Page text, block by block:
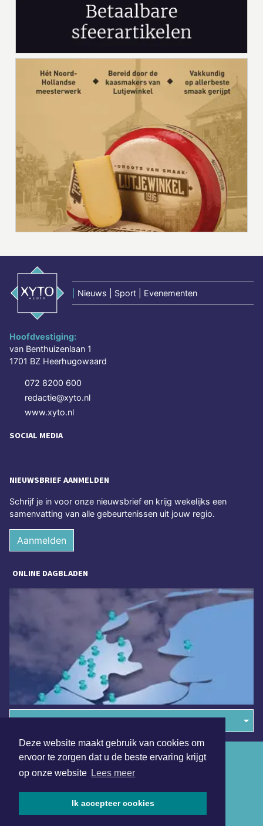
Deze website maakt gebruik van cookies om
ervoor te zorgen dat u de beste ervaring krijgt
op onze website Lees meer
Ik accepteer cookies
Nieuws | Sport | Evenementen
Hoofdvestiging:
van Benthuizenlaan 1
1701 BZ Heerhugowaard
072 8200 600
redactie@xyto.nl
www.xyto.nl
SOCIAL MEDIA
NIEUWSBRIEF AANMELDEN
Schrijf je in voor onze nieuwsbrief en krijg wekelijks een
samenvatting van alle gebeurtenissen uit jouw regio.
Aanmelden
ONLINE DAGBLADEN
Overige dagbladen in de regio
Algemene voorwaarden
Disclaimer